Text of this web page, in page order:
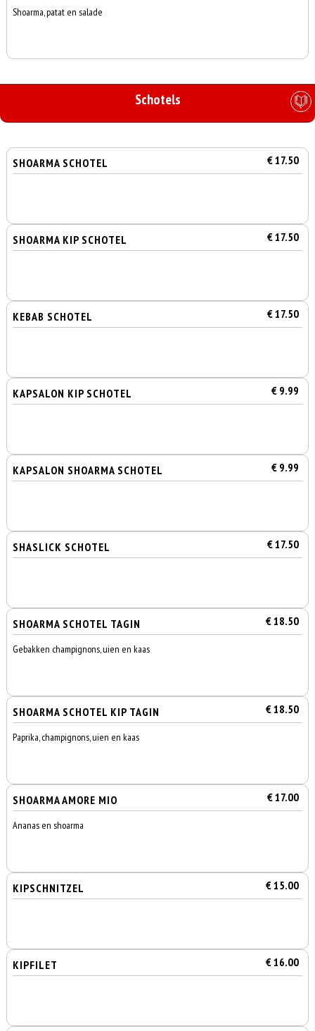
Shoarma, patat en salade
Schotels
SHOARMA SCHOTEL € 17.50
SHOARMA KIP SCHOTEL € 17.50
KEBAB SCHOTEL € 17.50
KAPSALON KIP SCHOTEL € 9.99
KAPSALON SHOARMA SCHOTEL € 9.99
SHASLICK SCHOTEL € 17.50
SHOARMA SCHOTEL TAGIN € 18.50
Gebakken champignons, uien en kaas
SHOARMA SCHOTEL KIP TAGIN € 18.50
Paprika, champignons, uien en kaas
SHOARMA AMORE MIO € 17.00
Ananas en shoarma
KIPSCHNITZEL € 15.00
KIPFILET € 16.00